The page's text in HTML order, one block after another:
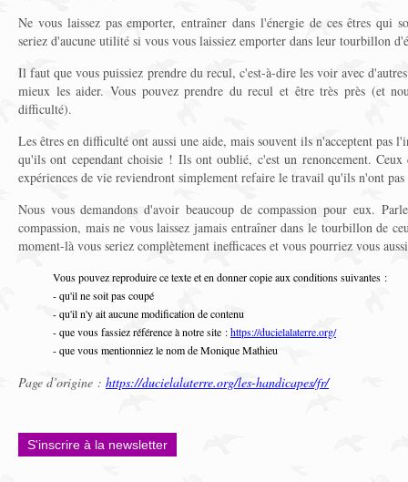
Ne vous laissez pas emporter, entraîner dans l'énergie de ces êtres qui
seriez d'aucune utilité si vous vous laissiez emporter dans leur tourbillon
Il faut que vous puissiez prendre du recul, c'est-à-dire les voir avec
mieux les aider. Vous pouvez prendre du recul et être très près (et
difficulté).
Les êtres en difficulté ont aussi une aide, mais souvent ils n'acceptent pas
qu'ils ont cependant choisie ! Ils ont oublié, c'est un renoncement. Ceux
expériences de vie reviendront simplement refaire le travail qu'ils n'ont
Nous vous demandons d'avoir beaucoup de compassion pour eux.
compassion, mais ne vous laissez jamais entraîner dans le tourbillon de
moment-là vous seriez complètement inefficaces et vous pourriez vous
Vous pouvez reproduire ce texte et en donner copie aux conditions suivantes :
- qu'il ne soit pas coupé
- qu'il n'y ait aucune modification de contenu
- que vous fassiez référence à notre site :https://ducielalaterre.org/
- que vous mentionniez le nom de Monique Mathieu
Page d’origine : https://ducielalaterre.org/les-handicapes/fr/
S'inscrire à la newsletter